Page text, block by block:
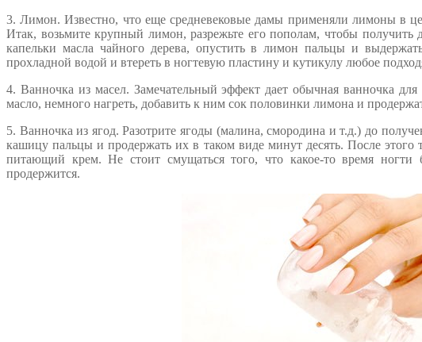
3. Лимон. Известно, что еще средневековые дамы применяли лимоны в
Итак, возьмите крупный лимон, разрежьте его пополам, чтобы
капельки масла чайного дерева, опустить в лимон пальцы и
прохладной водой и втереть в ногтевую пластину и кутикулу любое
4. Ванночка из масел. Замечательный эффект дает обычная ванночка
масло, немного нагреть, добавить к ним сок половинки лимона и
5. Ванночка из ягод. Разотрите ягоды (малина, смородина и т.д.) до
кашицу пальцы и продержать их в таком виде минут десять. После
питающий крем. Не стоит смущаться того, что какое-то время
продержится.